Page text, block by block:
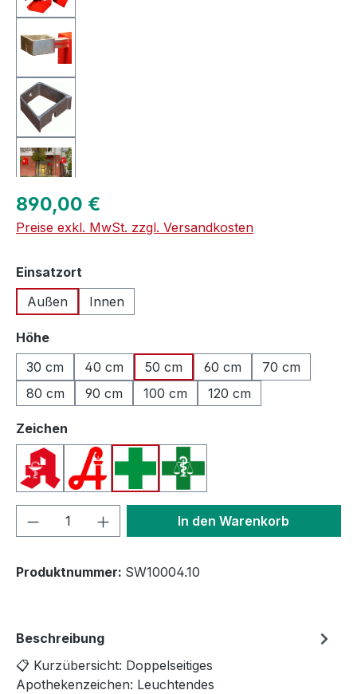
Regulärer Preis:
890,00 €
Preise exkl. MwSt. zzgl. Versandkosten
Einsatzort
Außen
Innen
Höheauswählen
30 cm
40 cm 50 cm 60 cm
70 cm
80 cm
90 cm 100 cm 120 cm
Zeichen
Apotheken A (Deutschland)
Apotheken A (Österreich)
Apothekenkreuz (International)
Apothekenkreuz (Schweiz)
Produkt Anzahl: Gib denIn den Warenkorb
Produktnummer: SW10004.10
Beschreibung
📋 Kurzübersicht: Doppelseitiges
Apothekenzeichen: Leuchtendes